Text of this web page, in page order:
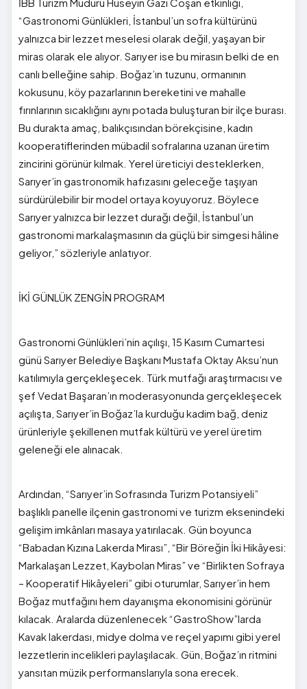
“Gastronomi Günlükleri, İstanbul’un sofra kültürünü
yalnızca bir lezzet meselesi olarak değil, yaşayan bir
miras olarak ele alıyor. Sarıyer ise bu mirasın belki de en
canlı belleğine sahip. Boğaz’ın tuzunu, ormanının
kokusunu, köy pazarlarının bereketini ve mahalle
fırınlarının sıcaklığını aynı potada buluşturan bir ilçe burası.
Bu durakta amaç, balıkçısından börekçisine, kadın
kooperatiflerinden mübadil sofralarına uzanan üretim
zincirini görünür kılmak. Yerel üreticiyi desteklerken,
Sarıyer’in gastronomik hafızasını geleceğe taşıyan
sürdürülebilir bir model ortaya koyuyoruz. Böylece
Sarıyer yalnızca bir lezzet durağı değil, İstanbul’un
gastronomi markalaşmasının da güçlü bir simgesi hâline
geliyor,” sözleriyle anlatıyor.
İKİ GÜNLÜK ZENGİN PROGRAM
Gastronomi Günlükleri’nin açılışı, 15 Kasım Cumartesi
günü Sarıyer Belediye Başkanı Mustafa Oktay Aksu’nun
katılımıyla gerçekleşecek. Türk mutfağı araştırmacısı ve
şef Vedat Başaran’ın moderasyonunda gerçekleşecek
açılışta, Sarıyer’in Boğaz’la kurduğu kadim bağ, deniz
ürünleriyle şekillenen mutfak kültürü ve yerel üretim
geleneği ele alınacak.
Ardından, “Sarıyer’in Sofrasında Turizm Potansiyeli”
başlıklı panelle ilçenin gastronomi ve turizm eksenindeki
gelişim imkânları masaya yatırılacak. Gün boyunca
“Babadan Kızına Lakerda Mirası”, “Bir Böreğin İki Hikâyesi:
Markalaşan Lezzet, Kaybolan Miras” ve “Birlikten Sofraya
– Kooperatif Hikâyeleri” gibi oturumlar, Sarıyer’in hem
Boğaz mutfağını hem dayanışma ekonomisini görünür
kılacak. Aralarda düzenlenecek “GastroShow”larda
Kavak lakerdası, midye dolma ve reçel yapımı gibi yerel
lezzetlerin incelikleri paylaşılacak. Gün, Boğaz’ın ritmini
yansıtan müzik performanslarıyla sona erecek.